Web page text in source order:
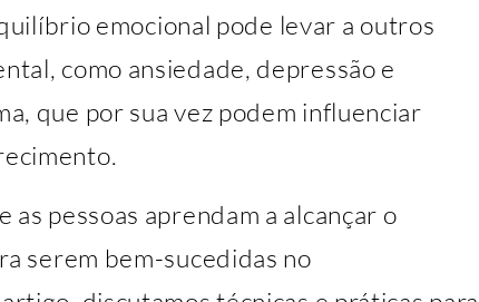
emocional pode levar a outros
como ansiedade, depressão e
que por sua vez podem influenciar
pessoas aprendam a alcançar o
serem bem-sucedidas no